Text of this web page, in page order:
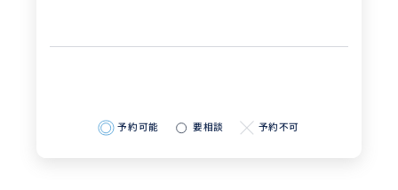
予約可能 要相談 予約不可